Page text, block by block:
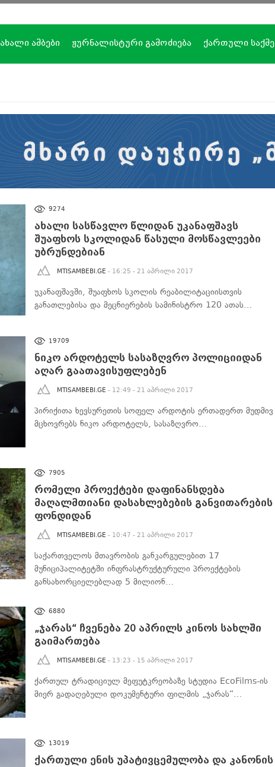
ახალი ამბები ჟურნალისტური გამოძიება ქართული საქმე
9274
ახალი სასწავლო წლიდან უკანაფშავს
შუაფხოს სკოლიდან წასული მოსწავლეები
უბრუნდებიან
MTISAMBEBI.GE - 16:25 - 21 აპრილი 2017
უკანაფშავში, შუაფხოს სკოლის რეაბილიტაციისთვის
განათლებისა და მეცნიერების სამინისტრო 120 ათას…
19709
ნიკო არდოტელს სასაზღვრო პოლიციიდან
აღარ გაათავისუფლებენ
MTISAMBEBI.GE - 12:49 - 21 აპრილი 2017
პირიქითა ხევსურეთის სოფელ არდოტის ერთადერთ მუდმივ
მცხოვრებს ნიკო არდოტელს, სასაზღვრო…
7905
რომელი პროექტები დაფინანსდება
მაღალმთიანი დასახლებების განვითარების
ფონდიდან
MTISAMBEBI.GE - 10:47 - 21 აპრილი 2017
საქართველოს მთავრობის განკარგულებით 17
მუნიციპალიტეტში ინფრასტრუქტურული პროექტების
განსახორციელებლად 5 მილიონ…
6880
„ჯარას“ ჩვენება 20 აპრილს კინოს სახლში
გაიმართება
MTISAMBEBI.GE - 13:23 - 15 აპრილი 2017
ქართულ ტრადიციულ მეფუტკრეობაზე სტუდია EcoFilms-ის
მიერ გადაღებული დოკუმენტური ფილმის „ჯარას“…
13019
ქართული ენის უპატივცემულობა და კანონის